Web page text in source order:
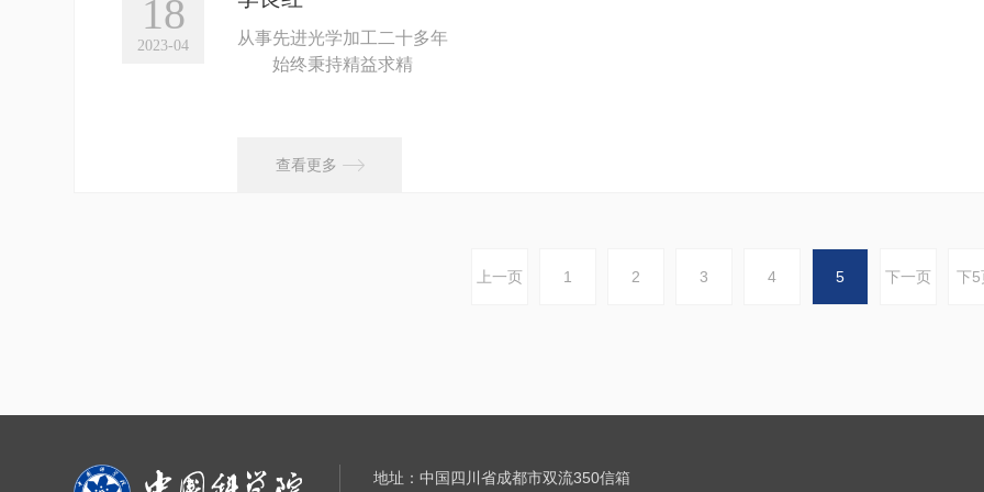
从事先进光学加工二十多年
始终秉持精益求精
查看更多 
18
2023-04
上一页 1 2 3 4 5 下一页 下5
地址：中国四川省成都市双流350信箱